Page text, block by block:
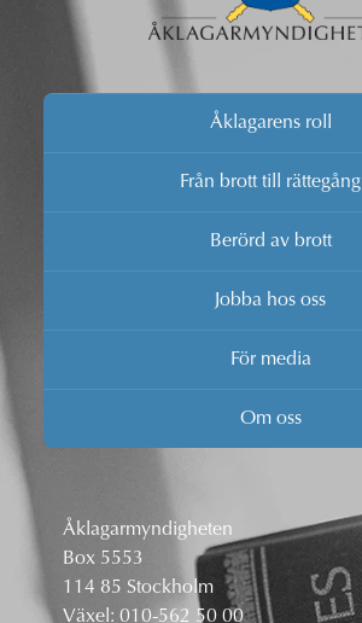
Åklagarens roll
Från brott till rättegång
Berörd av brott
Jobba hos oss
För media
Om oss
Åklagarmyndigheten
Box 5553
114 85 Stockholm
Växel: 010-562 50 00